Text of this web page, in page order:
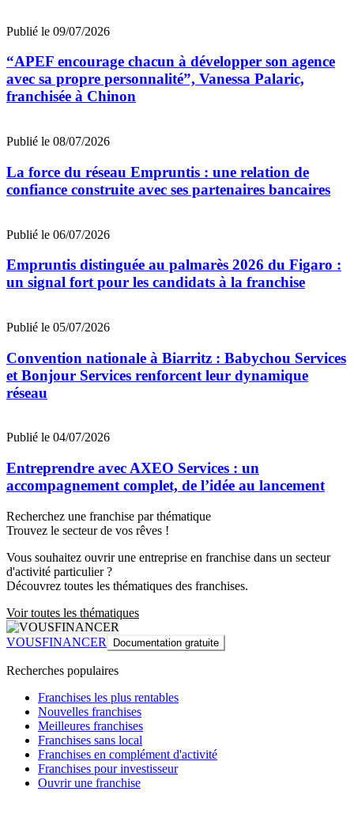
Publié le 09/07/2026
“APEF encourage chacun à développer son agence
avec sa propre personnalité”, Vanessa Palaric,
franchisée à Chinon
Publié le 08/07/2026
La force du réseau Empruntis : une relation de
confiance construite avec ses partenaires bancaires
Publié le 06/07/2026
Empruntis distinguée au palmarès 2026 du Figaro :
un signal fort pour les candidats à la franchise
Publié le 05/07/2026
Convention nationale à Biarritz : Babychou Services
et Bonjour Services renforcent leur dynamique
réseau
Publié le 04/07/2026
Entreprendre avec AXEO Services : un
accompagnement complet, de l’idée au lancement
Recherchez une franchise par thématique
Trouvez le secteur de vos rêves !
Vous souhaitez ouvrir une entreprise en franchise dans un secteur
d'activité particulier ?
Découvrez toutes les thématiques des franchises.
Voir toutes les thématiques
VOUSFINANCER Documentation gratuite
Recherches populaires
Franchises les plus rentables
Nouvelles franchises
Meilleures franchises
Franchises sans local
Franchises en complément d'activité
Franchises pour investisseur
Ouvrir une franchise